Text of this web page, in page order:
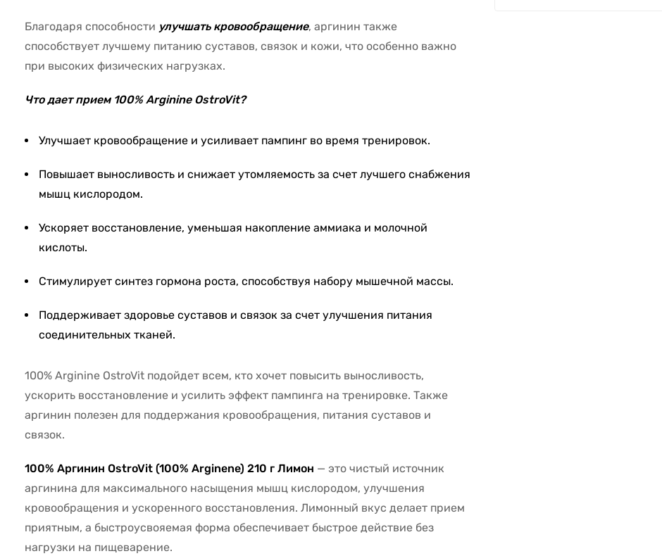
Благодаря способности улучшать кровообращение, аргинин также
способствует лучшему питанию суставов, связок и кожи, что особенно важно
при высоких физических нагрузках.
Что дает прием 100% Arginine OstroVit?
Улучшает кровообращение и усиливает пампинг во время тренировок.
Повышает выносливость и снижает утомляемость за счет лучшего снабжения
мышц кислородом.
Ускоряет восстановление, уменьшая накопление аммиака и молочной
кислоты.
Стимулирует синтез гормона роста, способствуя набору мышечной массы.
Поддерживает здоровье суставов и связок за счет улучшения питания
соединительных тканей.
100% Arginine OstroVit подойдет всем, кто хочет повысить выносливость,
ускорить восстановление и усилить эффект пампинга на тренировке. Также
аргинин полезен для поддержания кровообращения, питания суставов и
связок.
100% Аргинин OstroVit (100% Arginene) 210 г Лимон — это чистый источник
аргинина для максимального насыщения мышц кислородом, улучшения
кровообращения и ускоренного восстановления. Лимонный вкус делает прием
приятным, а быстроусвояемая форма обеспечивает быстрое действие без
нагрузки на пищеварение.